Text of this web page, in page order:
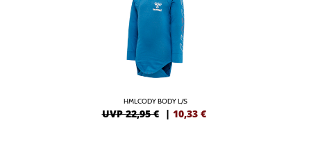
HMLCODY BODY L/S
UVP 22,95 € | 10,33 €